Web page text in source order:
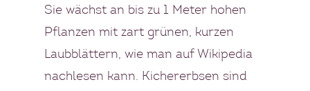
Sie wächst an bis zu 1 Meter hohen
Pflanzen mit zart grünen, kurzen
Laubblättern, wie man auf Wikipedia
nachlesen kann. Kichererbsen sind